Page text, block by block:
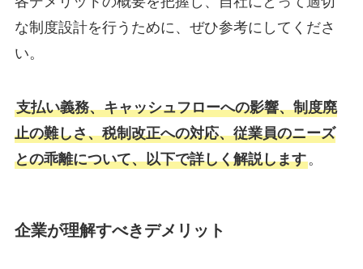
な制度設計を行うために、ぜひ参考にしてくださ
い。
支払い義務、キャッシュフローへの影響、制度廃
止の難しさ、税制改正への対応、従業員のニーズ
との乖離について、以下で詳しく解説します。
企業が理解すべきデメリット